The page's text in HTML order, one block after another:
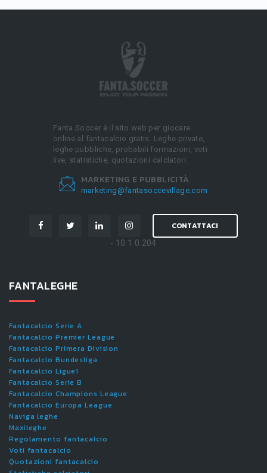
Fanta.Soccer è il sito web per giocare
online al fantacalcio gratis. Leghe private,
leghe pubbliche, probabili formazioni, voti
live, statistiche, quotazioni calciatori.
MARKETING E PUBBLICITÀ
marketing@fantasoccevillage.com
CONTATTACI
- 10.1.0.204
FANTALEGHE
Fantacalcio Serie A
Fantacalcio Premier League
Fantacalcio Primera Division
Fantacalcio Bundesliga
Fantacalcio Ligue1
Fantacalcio Serie B
Fantacalcio Champions League
Fantacalcio Europa League
Naviga leghe
Maxileghe
Regolamento fantacalcio
Voti fantacalcio
Quotazioni fantacalcio